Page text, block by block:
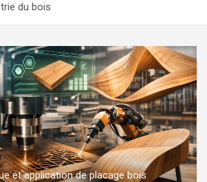
du bois
et application de placage bois